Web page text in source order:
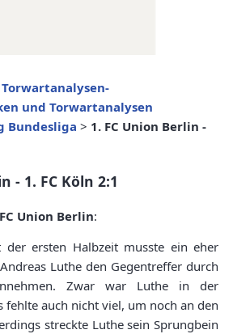
Torwartanalysen-
und Torwartanalysen
Bundesliga > 1. FC Union Berlin -
- 1. FC Köln 2:1
Union Berlin:
der ersten Halbzeit musste ein eher
Luthe den Gegentreffer durch
Zwar war Luthe in der
fehlte auch nicht viel, um noch an den
streckte Luthe sein Sprungbein